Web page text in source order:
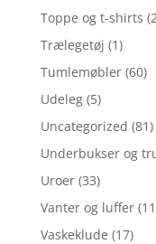
Toppe og t-shirts
Trælegetøj (1)
Tumlemøbler (60)
Udeleg (5)
Uncategorized (81)
Underbukser og
Uroer (33)
Vanter og luffer
Vaskeklude (17)